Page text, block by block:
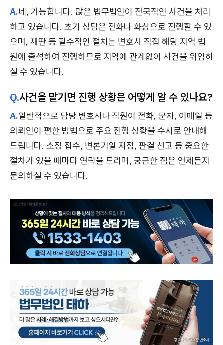
A.네, 가능합니다. 많은 법무법인이 전국적인 사건을 처리
하고 있습니다. 초기 상담은 전화나 화상으로 진행할 수 있
으며, 재판 등 필수적인 절차는 변호사 직접 해당 지역 법
원에 출석하여 진행하므로 지역에 관계없이 사건을 위임하
실 수 있습니다.
Q.사건을 맡기면 진행 상황은 어떻게 알 수 있나요?
A.일반적으로 담당 변호사나 직원이 전화, 문자, 이메일 등
의뢰인이 편한 방법으로 주요 진행 상황을 수시로 안내해
드립니다. 소장 접수, 변론기일 지정, 판결 선고 등 중요한
절차가 있을 때마다 연락을 드리며, 궁금한 점은 언제든지
문의하실 수 있습니다.